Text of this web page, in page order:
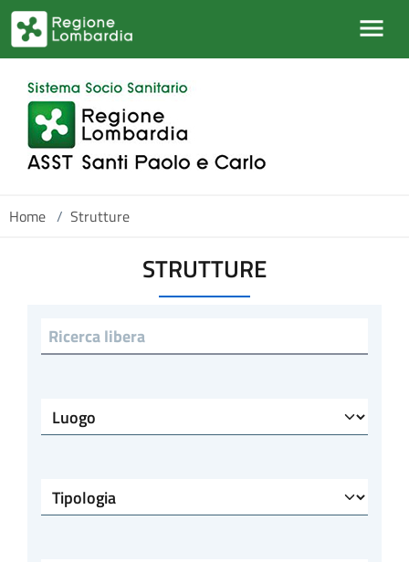
Salta al contenuto principale
Home / Strutture
STRUTTURE
Ricerca libera
Luogo
Tipologia